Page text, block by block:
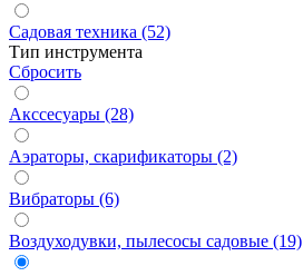
Садовая техника (52)
Тип инструмента
Сбросить
Акссесуары (28)
Аэраторы, скарификаторы (2)
Вибраторы (6)
Воздуходувки, пылесосы садовые (19)